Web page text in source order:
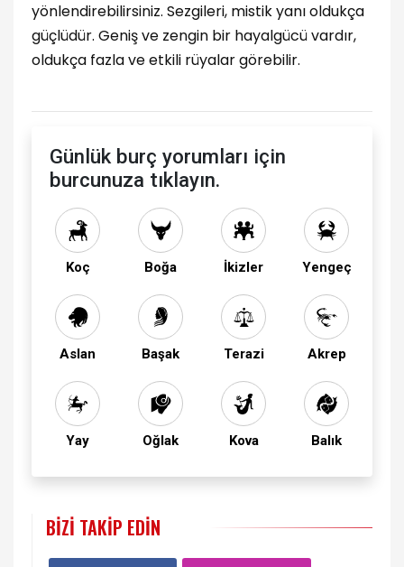
yönlendirebilirsiniz. Sezgileri, mistik yanı oldukça
güçlüdür. Geniş ve zengin bir hayalgücü vardır,
oldukça fazla ve etkili rüyalar görebilir.
Günlük burç yorumları için
burcunuza tıklayın.
Koç Boğa İkizler Yengeç
Aslan Başak Terazi Akrep
Yay Oğlak Kova Balık
BIZI TAKIP EDIN